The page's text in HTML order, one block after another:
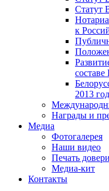
Статут
к
2013 год
Награды и
Медиа
Фотогалерея
Наши видео
Печать
Медиа-кит
Контакты